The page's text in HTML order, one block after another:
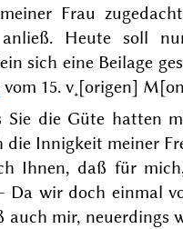
Frau
Heute soll
sich eine Beilage
vom 15. v˖[origen]
die Güte hatten
die Innigkeit meiner
Ihnen, daß für
Da wir doch einmal
mir, neuerdings